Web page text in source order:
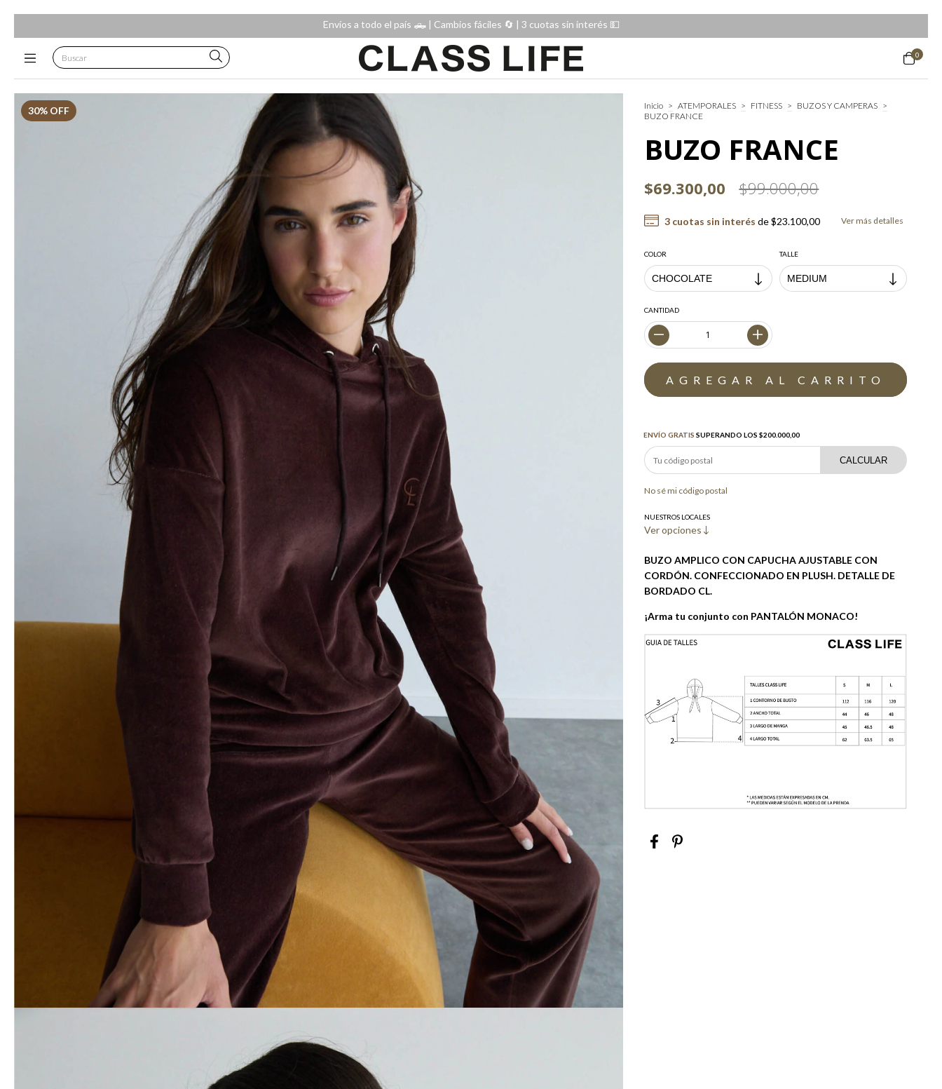
Envíos a todo el país 🛻 | Cambios fáciles 🔄️ | 3 cuotas sin interés 💵
0
30% OFF Inicio > ATEMPORALES > FITNESS > BUZOS Y CAMPERAS >
BUZO FRANCE
BUZO FRANCE
$69.300,00 $99.000,00
3 cuotas sin interés de$23.100,00 Ver más detalles
COLOR TALLE
CANTIDAD
ENVÍO GRATIS SUPERANDO LOS$200.000,00
CALCULAR
No sé mi código postal
NUESTROS LOCALES
Ver opciones
BUZO AMPLICO CON CAPUCHA AJUSTABLE CON
CORDÓN. CONFECCIONADO EN PLUSH. DETALLE DE
BORDADO CL.
¡Arma tu conjunto con PANTALÓN MONACO!